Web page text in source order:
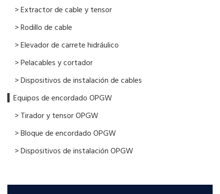
> Extractor de cable y tensor
> Rodillo de cable
> Elevador de carrete hidráulico
> Pelacables y cortador
> Dispositivos de instalación de cables
▍Equipos de encordado OPGW
> Tirador y tensor OPGW
> Bloque de encordado OPGW
> Dispositivos de instalación OPGW